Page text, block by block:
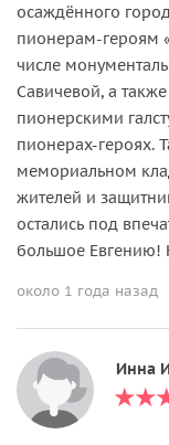
осаждённого
пионерам-героям
числе
Савичевой, а
пионерскими
пионерах-героях.
мемориальном
жителей и
остались под
большое Евгению!
около 1 года назад
Инна